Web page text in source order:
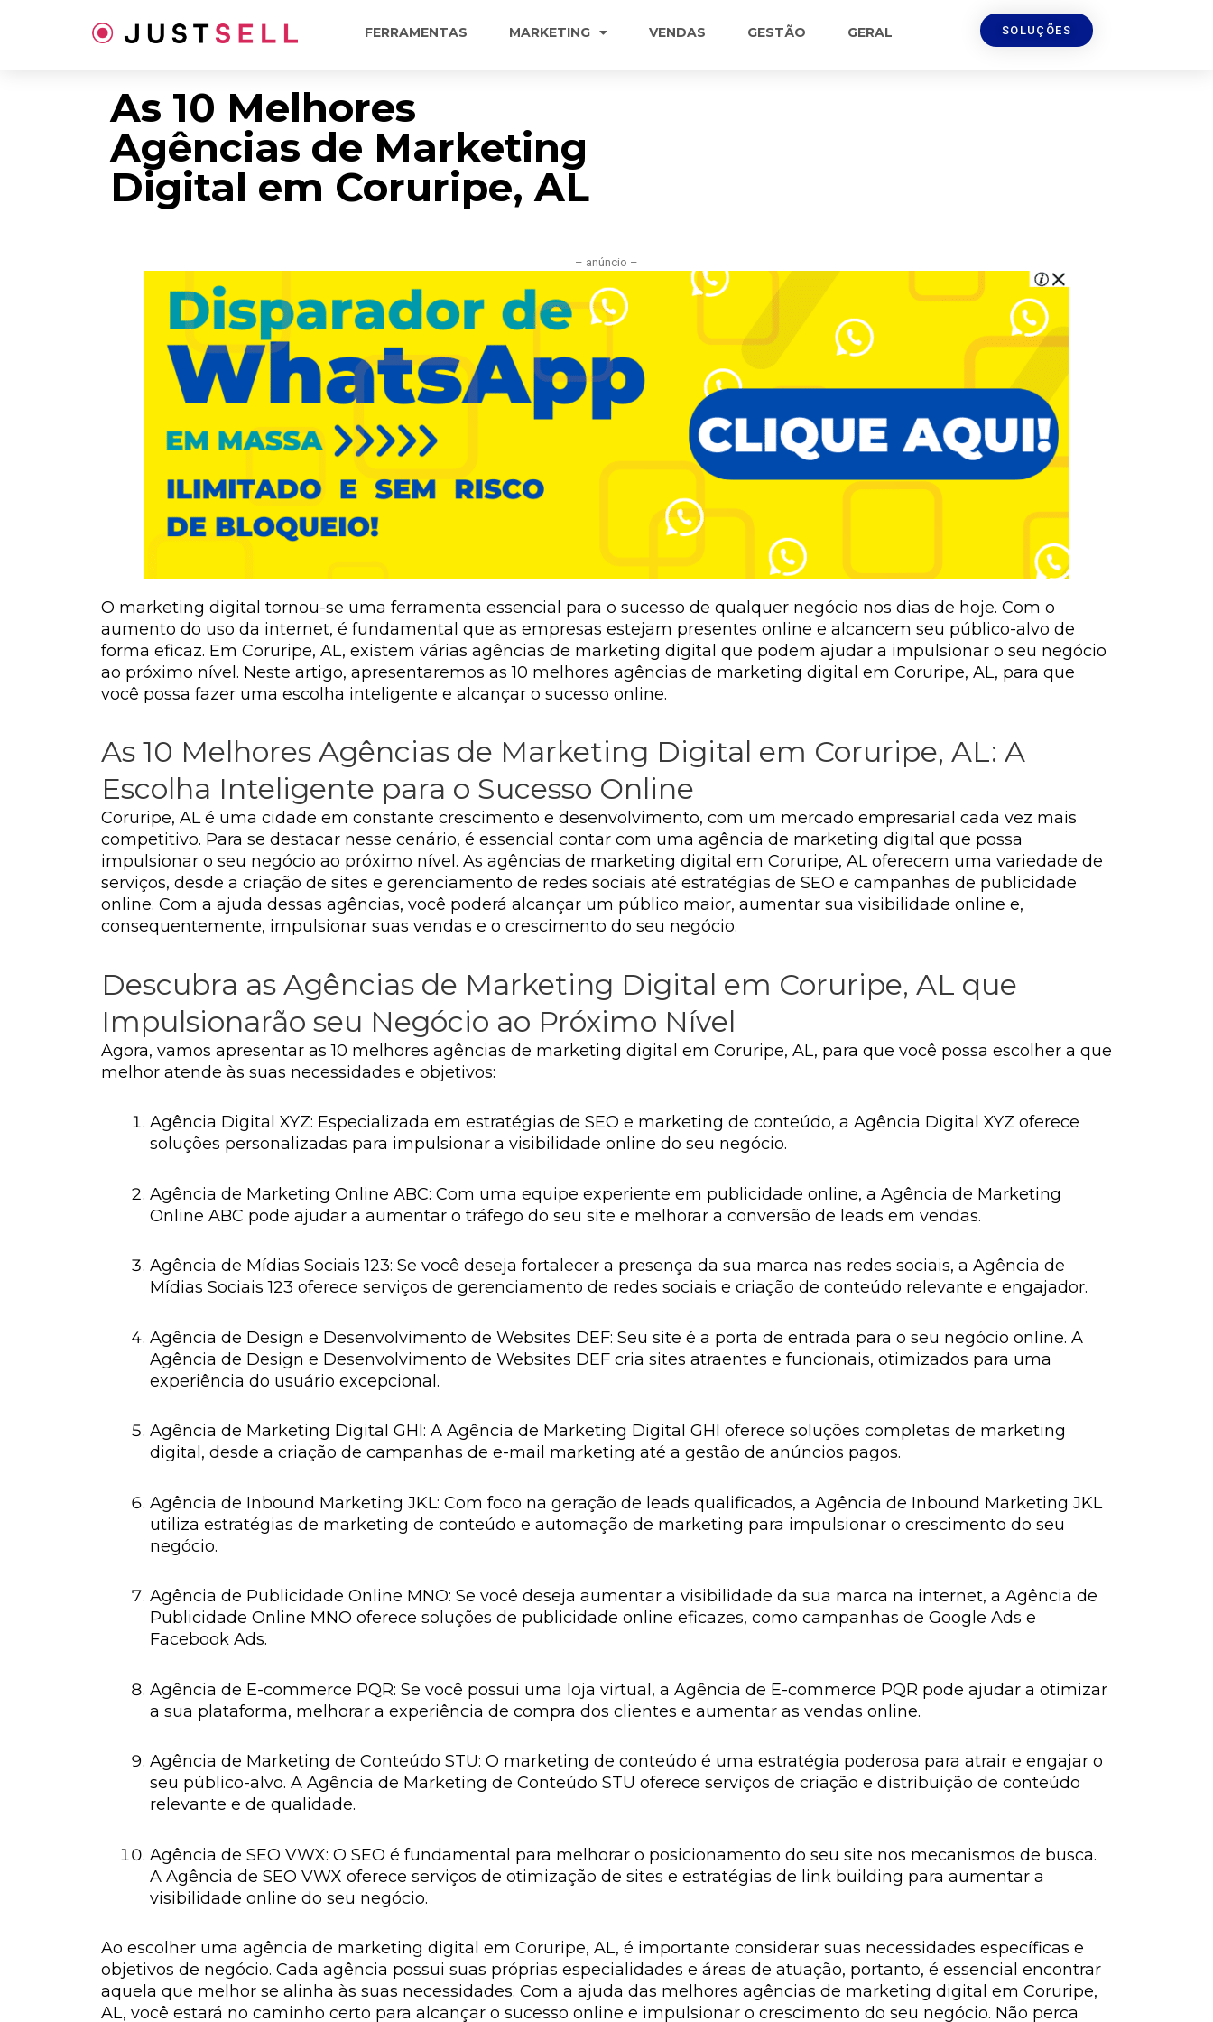
FERRAMENTAS MARKETING VENDAS GESTÃO GERAL SOLUÇÕES
As 10 Melhores
Agências de Marketing
Digital em Coruripe, AL
– anúncio –
O marketing digital tornou-se uma ferramenta essencial para o sucesso de qualquer negócio nos dias de hoje. Com o
aumento do uso da internet, é fundamental que as empresas estejam presentes online e alcancem seu público-alvo de
forma eficaz. Em Coruripe, AL, existem várias agências de marketing digital que podem ajudar a impulsionar o seu negócio
ao próximo nível. Neste artigo, apresentaremos as 10 melhores agências de marketing digital em Coruripe, AL, para que
você possa fazer uma escolha inteligente e alcançar o sucesso online.
As 10 Melhores Agências de Marketing Digital em Coruripe, AL: A
Escolha Inteligente para o Sucesso Online
Coruripe, AL é uma cidade em constante crescimento e desenvolvimento, com um mercado empresarial cada vez mais
competitivo. Para se destacar nesse cenário, é essencial contar com uma agência de marketing digital que possa
impulsionar o seu negócio ao próximo nível. As agências de marketing digital em Coruripe, AL oferecem uma variedade de
serviços, desde a criação de sites e gerenciamento de redes sociais até estratégias de SEO e campanhas de publicidade
online. Com a ajuda dessas agências, você poderá alcançar um público maior, aumentar sua visibilidade online e,
consequentemente, impulsionar suas vendas e o crescimento do seu negócio.
Descubra as Agências de Marketing Digital em Coruripe, AL que
Impulsionarão seu Negócio ao Próximo Nível
Agora, vamos apresentar as 10 melhores agências de marketing digital em Coruripe, AL, para que você possa escolher a que
melhor atende às suas necessidades e objetivos:
Agência Digital XYZ: Especializada em estratégias de SEO e marketing de conteúdo, a Agência Digital XYZ oferece
soluções personalizadas para impulsionar a visibilidade online do seu negócio.
Agência de Marketing Online ABC: Com uma equipe experiente em publicidade online, a Agência de Marketing
Online ABC pode ajudar a aumentar o tráfego do seu site e melhorar a conversão de leads em vendas.
Agência de Mídias Sociais 123: Se você deseja fortalecer a presença da sua marca nas redes sociais, a Agência de
Mídias Sociais 123 oferece serviços de gerenciamento de redes sociais e criação de conteúdo relevante e engajador.
Agência de Design e Desenvolvimento de Websites DEF: Seu site é a porta de entrada para o seu negócio online. A
Agência de Design e Desenvolvimento de Websites DEF cria sites atraentes e funcionais, otimizados para uma
experiência do usuário excepcional.
Agência de Marketing Digital GHI: A Agência de Marketing Digital GHI oferece soluções completas de marketing
digital, desde a criação de campanhas de e-mail marketing até a gestão de anúncios pagos.
Agência de Inbound Marketing JKL: Com foco na geração de leads qualificados, a Agência de Inbound Marketing JKL
utiliza estratégias de marketing de conteúdo e automação de marketing para impulsionar o crescimento do seu
negócio.
Agência de Publicidade Online MNO: Se você deseja aumentar a visibilidade da sua marca na internet, a Agência de
Publicidade Online MNO oferece soluções de publicidade online eficazes, como campanhas de Google Ads e
Facebook Ads.
Agência de E-commerce PQR: Se você possui uma loja virtual, a Agência de E-commerce PQR pode ajudar a otimizar
a sua plataforma, melhorar a experiência de compra dos clientes e aumentar as vendas online.
Agência de Marketing de Conteúdo STU: O marketing de conteúdo é uma estratégia poderosa para atrair e engajar o
seu público-alvo. A Agência de Marketing de Conteúdo STU oferece serviços de criação e distribuição de conteúdo
relevante e de qualidade.
Agência de SEO VWX: O SEO é fundamental para melhorar o posicionamento do seu site nos mecanismos de busca.
A Agência de SEO VWX oferece serviços de otimização de sites e estratégias de link building para aumentar a
visibilidade online do seu negócio.
Ao escolher uma agência de marketing digital em Coruripe, AL, é importante considerar suas necessidades específicas e
objetivos de negócio. Cada agência possui suas próprias especialidades e áreas de atuação, portanto, é essencial encontrar
aquela que melhor se alinha às suas necessidades. Com a ajuda das melhores agências de marketing digital em Coruripe,
AL, você estará no caminho certo para alcançar o sucesso online e impulsionar o crescimento do seu negócio. Não perca